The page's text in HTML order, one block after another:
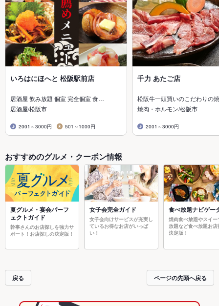
いろはにほへと 松阪駅前店
居酒屋 飲み放題 個室 完全個室 食…
居酒屋/松阪市
2001～3000円 501～1000円
千力 あたご店
松阪牛一頭買いのこだわりの
焼肉・ホルモン/松阪市
2001～3000円
おすすめのグルメ・クーポン情報
夏グルメ・宴会パーフ
ェクトガイド
幹事さんのお店探しを強力サ
ポート！お店探しの決定版！
女子会完全ガイド
女子会向けサービスが充実し
ているお得なお店がいっぱ
い！
食べ放題ナビゲー
焼肉食べ放題やスイー
放題など食べ放題お店
決定版！
戻る ページの先頭へ戻る